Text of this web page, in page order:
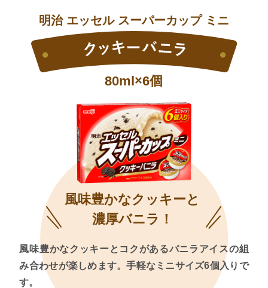
明治 エッセル スーパーカップ ミニ
80ml×6個
風味豊かなクッキーと
濃厚バニラ！
風味豊かなクッキーとコクがあるバニラアイスの組
み合わせが楽しめます。手軽なミニサイズ6個入りで
す。